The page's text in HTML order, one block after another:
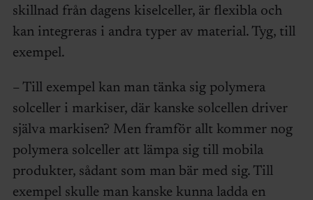
skillnad från dagens kiselceller, är flexibla och
kan integreras i andra typer av material. Tyg, till
exempel.
– Till exempel kan man tänka sig polymera
solceller i markiser, där kanske solcellen driver
själva markisen? Men framför allt kommer nog
polymera solceller att lämpa sig till mobila
produkter, sådant som man bär med sig. Till
exempel skulle man kanske kunna ladda en